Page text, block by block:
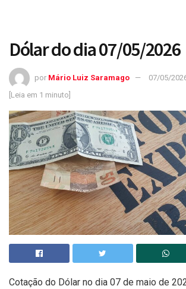
Dólar do dia 07/05/2026
por Mário Luiz Saramago
07/05/
[Leia em 1 minuto]
Cotação do Dólar no dia 07 de maio de